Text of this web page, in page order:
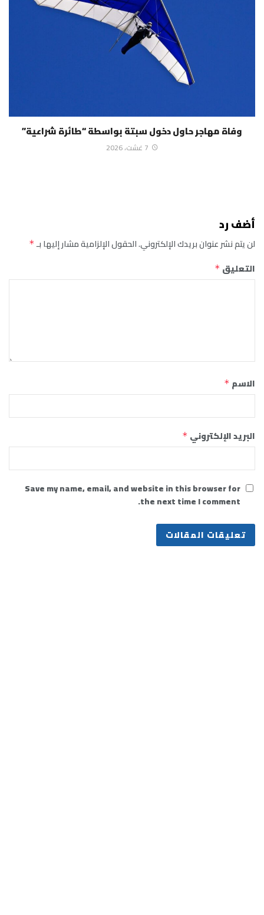
وفاة مهاجر حاول دخول سبتة بواسطة “طائرة شراعية”
7 غشت، 2026
أضف رد
لن يتم نشر عنوان بريدك الإلكتروني.الحقول الإلزامية مشار إليها بـ*
التعليق *
الاسم *
البريد الإلكتروني *
Save my name, email, and website in this browser for
the next time I comment.